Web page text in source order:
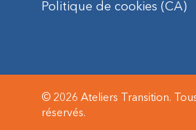
Politique de cookies (CA)
© 2026 Ateliers Transition.
réservés.